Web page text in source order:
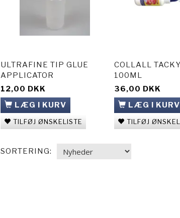
ULTRAFINE TIP GLUE
APPLICATOR
12,00 DKK
LÆG I KURV
TILFØJ ØNSKELISTE
COLLALL
100ML
36,00 DKK
LÆG I KURV
TILFØJ
SORTERING: